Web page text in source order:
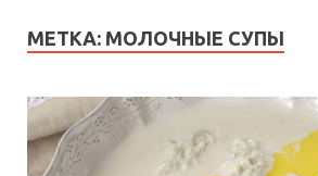
МЕТКА: МОЛОЧНЫЕ СУПЫ